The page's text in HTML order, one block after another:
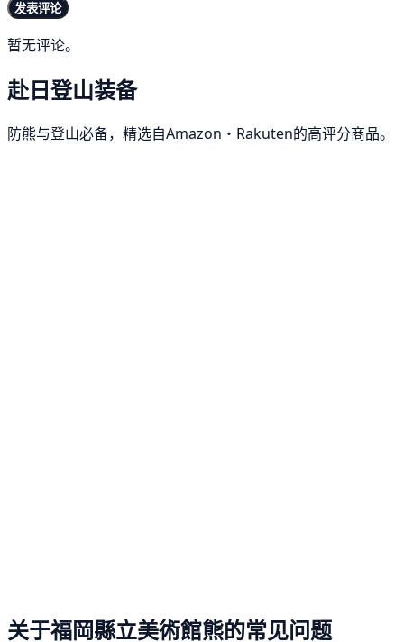
发表评论
暂无评论。
赴日登山装备
防熊与登山必备，精选自Amazon・Rakuten的高评分商品。
关于福岡縣立美術館熊的常见问题